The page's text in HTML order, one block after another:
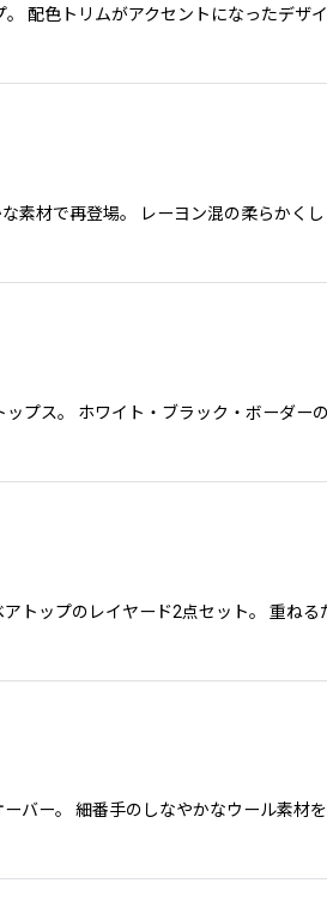
配色トリムがアクセントになったデ
素材で再登場。 レーヨン混の柔らかく
プス。 ホワイト・ブラック・ボーダ
トップのレイヤード2点セット。 重ね
バー。 細番手のしなやかなウール素